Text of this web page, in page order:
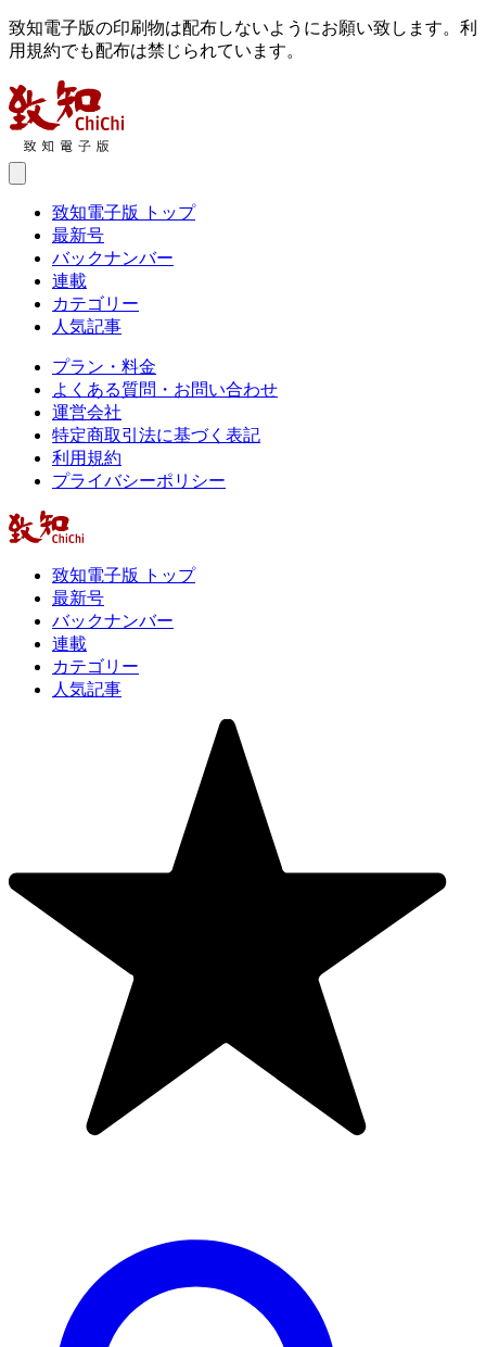
致知電子版の印刷物は配布しないようにお願い致します。利
用規約でも配布は禁じられています。
致知電子版 トップ
最新号
バックナンバー
連載
カテゴリー
人気記事
プラン・料金
よくある質問・お問い合わせ
運営会社
特定商取引法に基づく表記
利用規約
プライバシーポリシー
致知電子版 トップ
最新号
バックナンバー
連載
カテゴリー
人気記事